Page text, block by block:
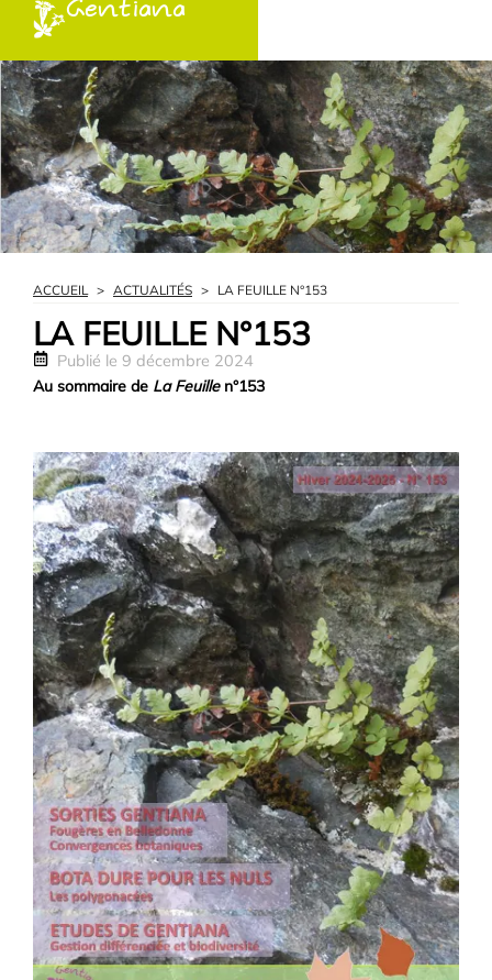
Gentiana
ACCUEIL > ACTUALITÉS > LA FEUILLE N°153
LA FEUILLE N°153
Publié le 9 décembre 2024
Au sommaire de La Feuillen°153